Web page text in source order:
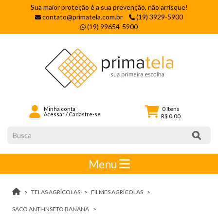
Sua maior proteção é a sua prevenção, não arrisque!
contato@primatela.com.br
(19) 3929-5900
(19) 99654-5900
Minha conta
Acessar/ Cadastre-se
0Itens
R$ 0,00
Menu
TELAS AGRÍCOLAS FILMES AGRÍCOLAS
SACO ANTI-INSETO BANANA